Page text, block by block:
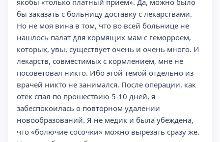
якобы «только платный приём». Да, можно было
бы заказать с больницу доставку с лекарствами.
Но не моя вина в том, что во всей больнице не
нашлось палат для кормящих мам с геморроем,
которых, увы, существует очень и очень много. И
лекарств, совместимых с кормлением, мне не
посоветовал никто. Ибо этой темой отдельно из
врачей никто не занимался. После операции, как
отёк спал по прошествию 5-10 дней, я
забеспокоилась о повторном удалении
новообразований. Я не медик и была убеждена,
что «болючие сосочки» можно вырезать сразу же.